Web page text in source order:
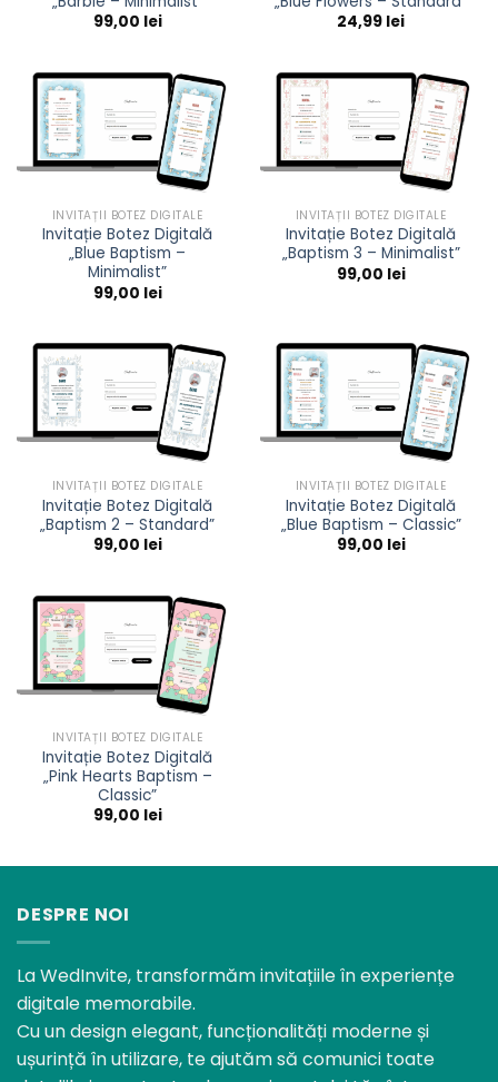
99,00 lei
24,99 lei
INVITAȚII BOTEZ DIGITALE
Invitație Botez Digitală
„Blue Baptism –
Minimalist”
99,00 lei
INVITAȚII BOTEZ DIGITALE
Invitație Botez Digitală
„Baptism 3 – Minimalist”
99,00 lei
INVITAȚII BOTEZ DIGITALE
Invitație Botez Digitală
„Baptism 2 – Standard”
99,00 lei
INVITAȚII BOTEZ DIGITALE
Invitație Botez Digitală
„Blue Baptism – Classic”
99,00 lei
INVITAȚII BOTEZ DIGITALE
Invitație Botez Digitală
„Pink Hearts Baptism –
Classic”
99,00 lei
DESPRE NOI
La WedInvite, transformăm invitațiile în experiențe
digitale memorabile.
Cu un design elegant, funcționalități moderne și
ușurință în utilizare, te ajutăm să comunici toate